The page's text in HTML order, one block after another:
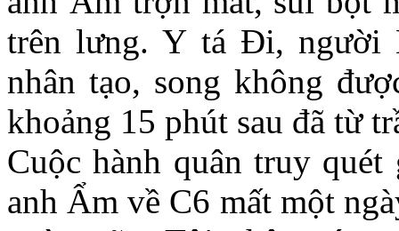
trên lưng. Y tá Đi, người
nhân tạo, song không
khoảng 15 phút sau đã từ
Cuộc hành quân truy
anh Ẩm về C6 mất một